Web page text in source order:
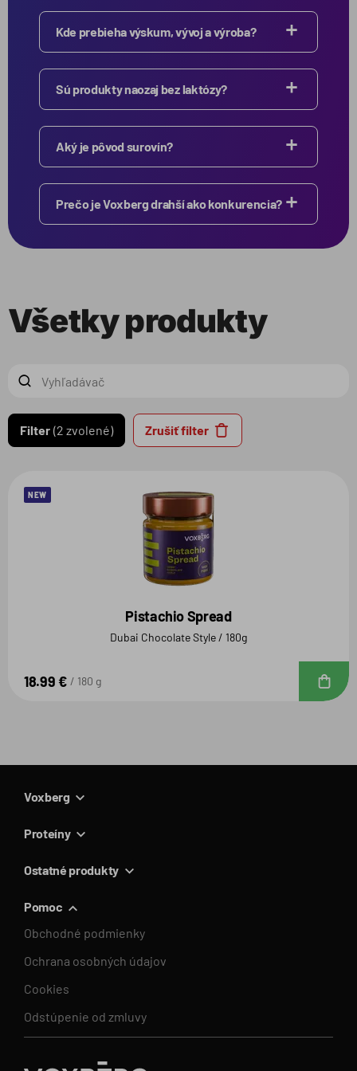
Kde prebieha výskum, vývoj a výroba?
Sú produkty naozaj bez laktózy?
Aký je pôvod surovín?
Prečo je Voxberg drahší ako konkurencia?
Všetky produkty
Filter 2 zvolené Zrušiť filter
NEW
Pistachio Spread
Dubai Chocolate Style / 180g
18.99 € 180 g
Voxberg
Proteíny
Ostatné produkty
Pomoc
Obchodné podmienky
Ochrana osobných údajov
Cookies
Odstúpenie od zmluvy